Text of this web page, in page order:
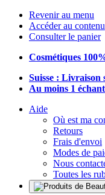
Revenir au menu
Accéder au contenu
Consulter le panier
Cosmétiques
Suisse :
Au moins 1
Aide
Où est ma
Retours
Frais d'envoi
Modes de
Nous
Toutes les